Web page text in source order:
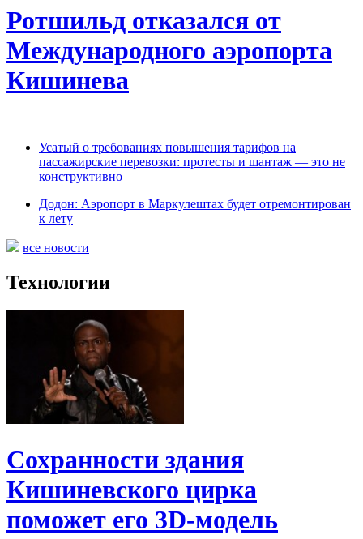
Ротшильд отказался от
Международного аэропорта
Кишинева
Усатый о требованиях повышения тарифов на
пассажирские перевозки: протесты и шантаж — это не
конструктивно
Додон: Аэропорт в Маркулештах будет отремонтирован
к лету
все новости
Технологии
Сохранности здания
Кишиневского цирка
поможет его 3D-модель